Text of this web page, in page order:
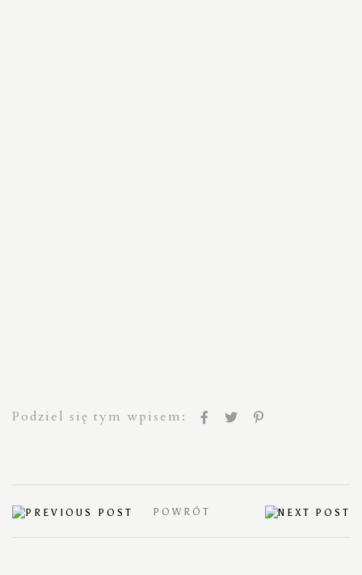
Podziel się tym wpisem:
POWRÓT